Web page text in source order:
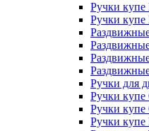
Ручки купе
Ручки купе
Ручки для
Ручки
Ручки купе
Ручки купе